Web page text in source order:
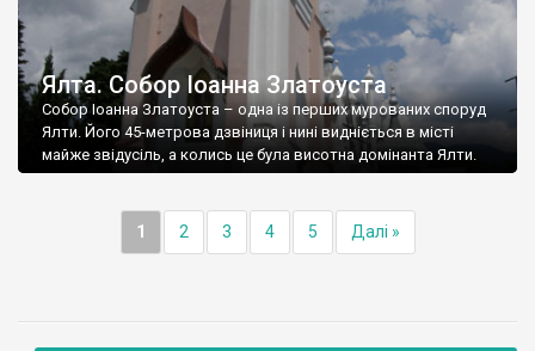
Ялта. Собор Іоанна Златоуста
Собор Іоанна Златоуста – одна із перших мурованих споруд
Ялти. Його 45-метрова дзвіниця і нині видніється в місті
майже звідусіль, а колись це була висотна домінанта Ялти.
1 2 3 4 5 Далі »